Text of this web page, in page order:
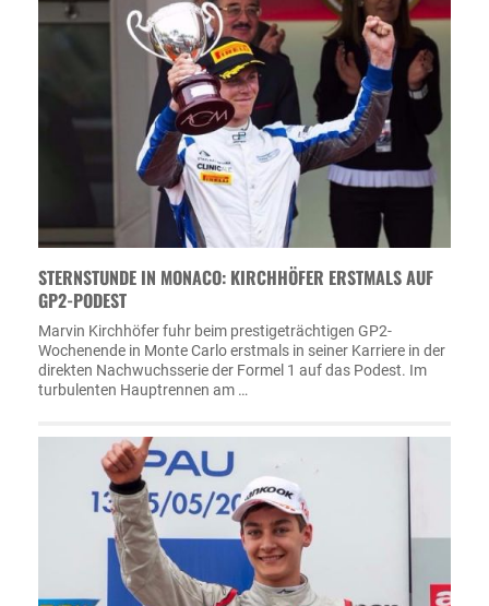
STERNSTUNDE IN MONACO: KIRCHHÖFER ERSTMALS AUF
GP2-PODEST
Marvin Kirchhöfer fuhr beim prestigeträchtigen GP2-
Wochenende in Monte Carlo erstmals in seiner Karriere in der
direkten Nachwuchsserie der Formel 1 auf das Podest. Im
turbulenten Hauptrennen am …